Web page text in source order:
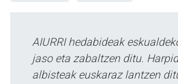
AIURRI hedabideak
jaso eta zabaltzen ditu.
albisteak euskaraz lantzen